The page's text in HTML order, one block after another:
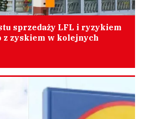
sprzedaży LFL i ryzykiem
z zyskiem w kolejnych